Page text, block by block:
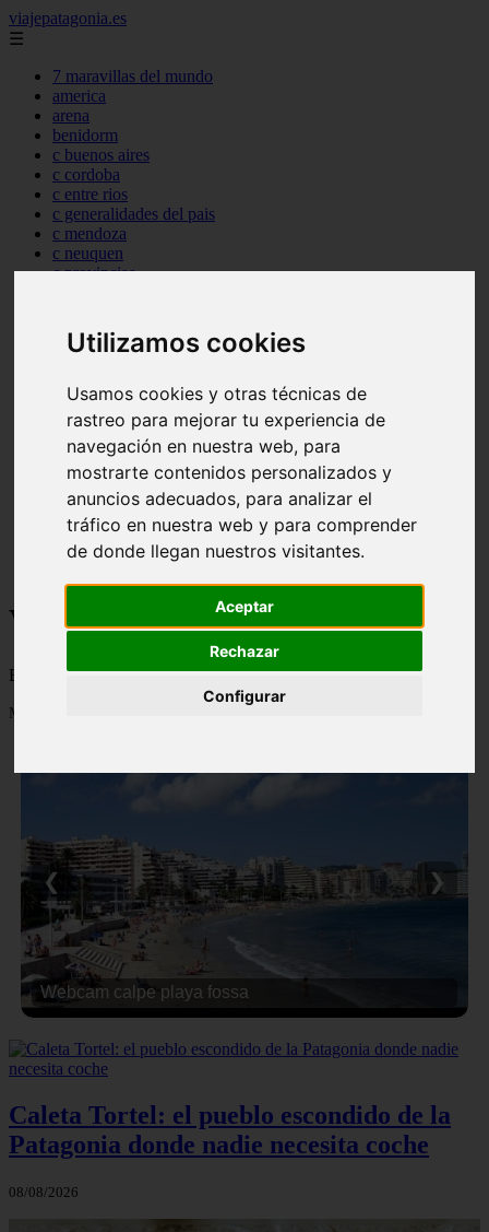
Utilizamos cookies
Usamos cookies y otras técnicas de
rastreo para mejorar tu experiencia de
navegación en nuestra web, para
mostrarte contenidos personalizados y
anuncios adecuados, para analizar el
tráfico en nuestra web y para comprender
de donde llegan nuestros visitantes.
Aceptar
Rechazar
Configurar
viajepatagonia.es
☰
7 maravillas del mundo
america
arena
benidorm
c buenos aires
c cordoba
c entre rios
c generalidades del pais
c mendoza
c neuquen
c provincias
c tierra de fuego
c tucuman
carmen
category
destinos
gijon
lanzarote
monumentos
naturaleza
san
Viajes a la Patagonia
Blog sobre la Patagonia en particular y sobre turismo en general
Mostrando 1 - 24 de 480 artículos
Webcam calpe playa fossa
❮ ❯
Caleta Tortel: el pueblo escondido de la
Patagonia donde nadie necesita coche
08/08/2026